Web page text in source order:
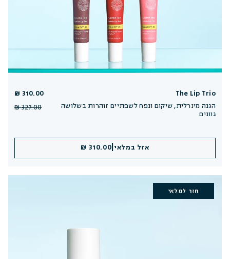
The Lip Trio
הגנה מינרלית, שיקום ונפח לשפתיים זוהרות בשלושה
גוונים
310.00 ₪
327.00 ₪
אזל במלאי 310.00 ₪
חזר למלאי